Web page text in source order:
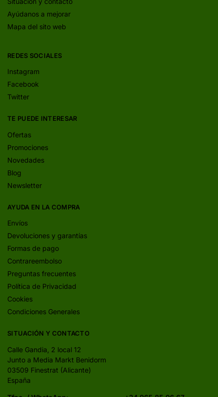
Ayúdanos a mejorar
Mapa del sito web
REDES SOCIALES
Instagram
Facebook
Twitter
TE PUEDE INTERESAR
Ofertas
Promociones
Novedades
Blog
Newsletter
AYUDA EN LA COMPRA
Envíos
Devoluciones y garantías
Formas de pago
Contrareembolso
Preguntas frecuentes
Política de Privacidad
Cookies
Condiciones Generales
SITUACIÓN Y CONTACTO
Calle Gandia, 2 local 12
Junto a Media Markt Benidorm
03509 Finestrat (Alicante)
España